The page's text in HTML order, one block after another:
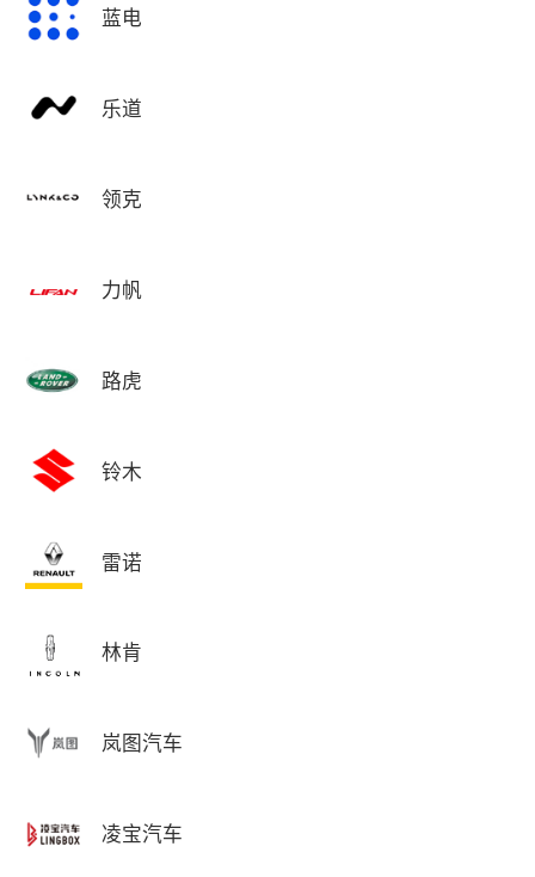
蓝电
乐道
领克
力帆
路虎
铃木
雷诺
林肯
岚图汽车
凌宝汽车